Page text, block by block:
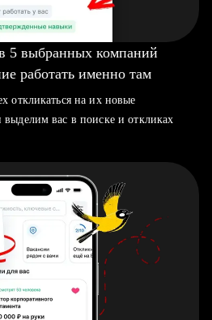
5 выбранных компаний
работать именно там
откликаться на их новые
вас в поиске и откликах